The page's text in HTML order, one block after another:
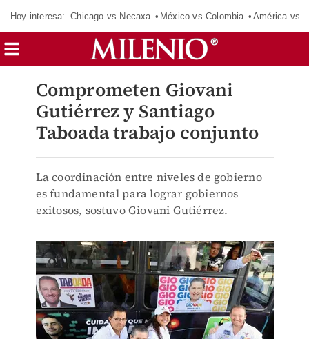
Hoy interesa: Chicago vs Necaxa México vs Colombia América vs
Comprometen Giovani
Gutiérrez y Santiago
Taboada trabajo conjunto
La coordinación entre niveles de gobierno
es fundamental para lograr gobiernos
exitosos, sostuvo Giovani Gutiérrez.